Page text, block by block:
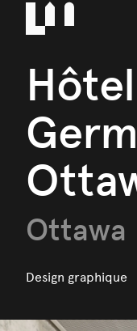
Ottawa
Design graphique